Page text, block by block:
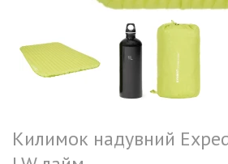
Килимок надувний